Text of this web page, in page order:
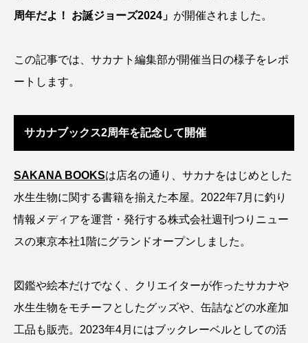
アカクラゲ アカザ アカハタ
アカムツ アクアリウム
アサヒガニ
アッキガイ アナゴ アブラツノザメ
アブラボテ アマガエル アマゴ
アミメハギ アメリカザリガニ
アユ アリアケギバチ アリゲーターガー
イッカク イトウ イトヒキアジ
イトヨリダイ イモリ
周年だよ！ お誕ジョーズ2024」 が開催されました。
この記事では、サカナト編集部が開催当日の様子をレポ
ートします。
サカナブックス2周年を記念して開催
SAKANA BOOKSは店名の通り、サカナをはじめとした
水生生物に関する書籍を揃えた本屋。2022年7月に釣り
情報メディアを運営・発行する株式会社週刊つりニュー
スの東京本社1階にグランドオープンしました。
図鑑や絵本だけでなく、クリエイターが作ったサカナや
水生生物をモチーフとしたグッズや、缶詰などの水産加
工品も販売。2023年4月にはブックレーベルとしての活